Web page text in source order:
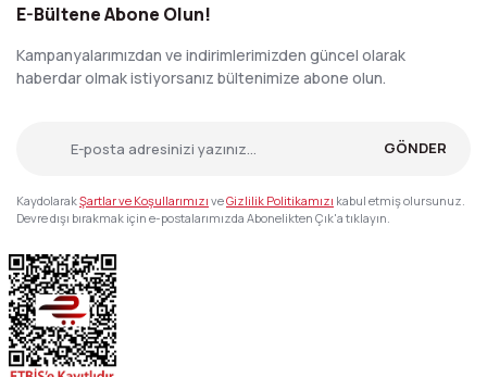
E-Bültene Abone Olun!
Kampanyalarımızdan ve indirimlerimizden güncel olarak
haberdar olmak istiyorsanız bültenimize abone olun.
GÖNDER
KaydolarakŞartlar ve Koşullarımızı veGizlilik Politikamızı kabul etmiş olursunuz.
Devre dışı bırakmak için e-postalarımızda Abonelikten Çık'a tıklayın.